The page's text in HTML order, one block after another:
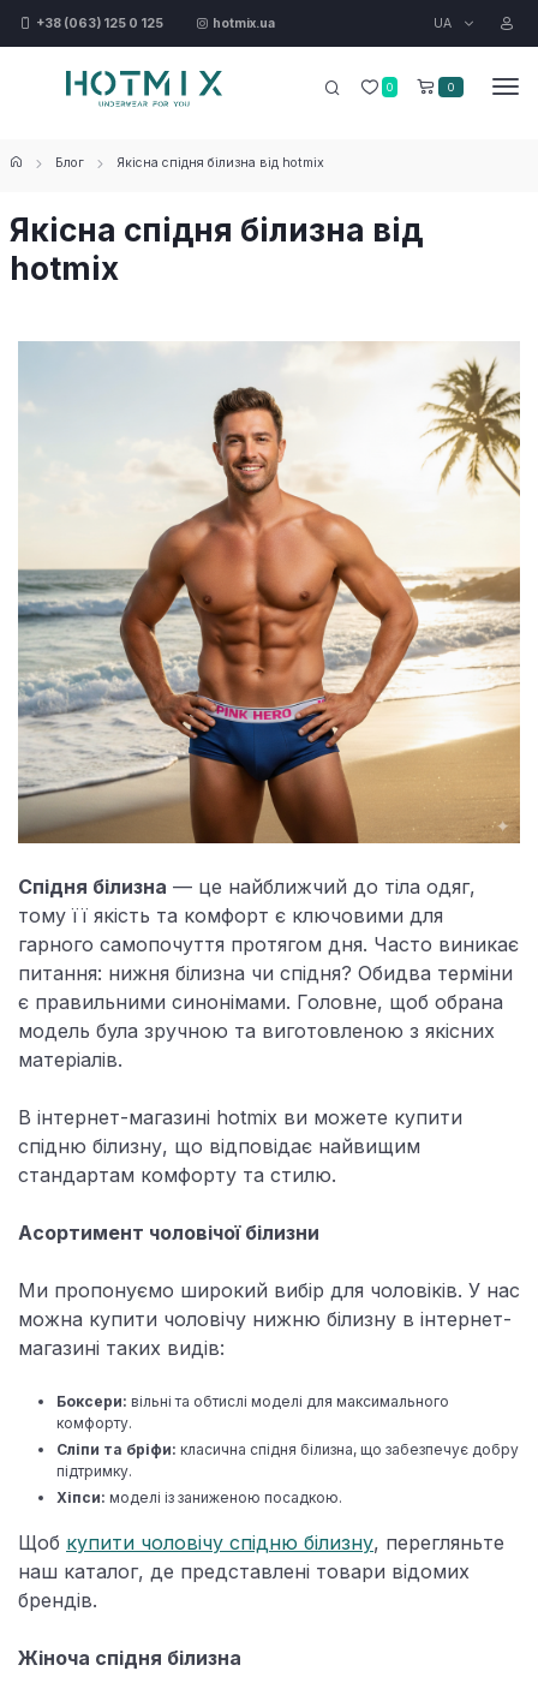
+38 (063) 125 0 125 hotmix.ua UA
0 0
Блог Якісна спідня білизна від hotmix
Якісна спідня білизна від
hotmix
Спідня білизна — це найближчий до тіла одяг,
тому її якість та комфорт є ключовими для
гарного самопочуття протягом дня. Часто виникає
питання: нижня білизна чи спідня? Обидва терміни
є правильними синонімами. Головне, щоб обрана
модель була зручною та виготовленою з якісних
матеріалів.
В інтернет-магазині hotmix ви можете купити
спідню білизну, що відповідає найвищим
стандартам комфорту та стилю.
Асортимент чоловічої білизни
Ми пропонуємо широкий вибір для чоловіків. У нас
можна купити чоловічу нижню білизну в інтернет-
магазині таких видів:
Боксери: вільні та обтислі моделі для максимального
комфорту.
Сліпи та бріфи: класична спідня білизна, що забезпечує добру
підтримку.
Хіпси: моделі із заниженою посадкою.
Щоб купити чоловічу спідню білизну, перегляньте
наш каталог, де представлені товари відомих
брендів.
Жіноча спідня білизна